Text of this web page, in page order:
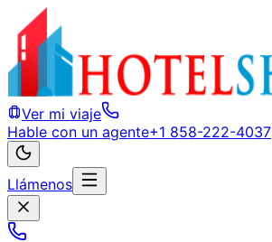
Ver mi viaje
Hable con un agente+1 858-222-4037
Llámenos